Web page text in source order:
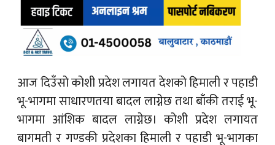
आज दिउँसो कोशी प्रदेश लगायत देशको हिमाली र पहाडी
भू-भागमा साधारणतया बादल लाग्नेछ तथा बाँकी तराई भू-
भागमा आंशिक बादल लाग्नेछ। कोशी प्रदेश लगायत
बागमती र गण्डकी प्रदेशका हिमाली र पहाडी भू-भागका